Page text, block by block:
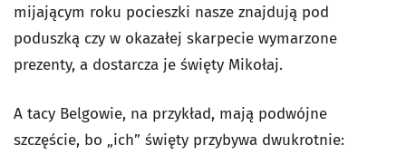
mijającym roku pocieszki nasze znajdują pod
poduszką czy w okazałej skarpecie wymarzone
prezenty, a dostarcza je święty Mikołaj.
A tacy Belgowie, na przykład, mają podwójne
szczęście, bo „ich” święty przybywa dwukrotnie: